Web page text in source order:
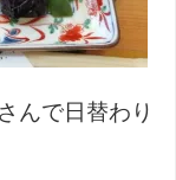
んで日替わり